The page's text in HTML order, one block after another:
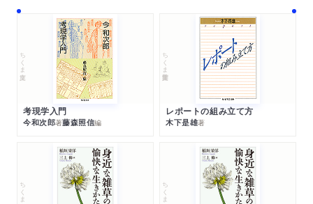
ちくま文庫
考現学入門
今和次郎著藤森照信編
ちくま学芸文庫
レポートの組み立て方
木下是雄著
ちくま文庫 ちくま文庫